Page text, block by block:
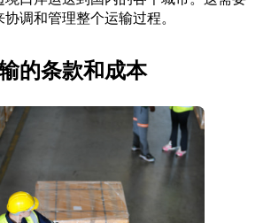
调和管理整个运输过程。
的条款和成本